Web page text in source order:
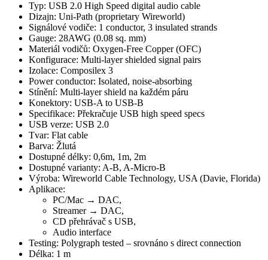
Typ: USB 2.0 High Speed digital audio cable
Dizajn: Uni-Path (proprietary Wireworld)
Signálové vodiče: 1 conductor, 3 insulated strands
Gauge: 28AWG (0.08 sq. mm)
Materiál vodičů: Oxygen-Free Copper (OFC)
Konfigurace: Multi-layer shielded signal pairs
Izolace: Composilex 3
Power conductor: Isolated, noise-absorbing
Stínění: Multi-layer shield na každém páru
Konektory: USB-A to USB-B
Specifikace: Překračuje USB high speed specs
USB verze: USB 2.0
Tvar: Flat cable
Barva: Žlutá
Dostupné délky: 0,6m, 1m, 2m
Dostupné varianty: A-B, A-Micro-B
Výroba: Wireworld Cable Technology, USA (Davie, Florida)
Aplikace:
PC/Mac → DAC,
Streamer → DAC,
CD přehrávač s USB,
Audio interface
Testing: Polygraph tested – srovnáno s direct connection
Délka: 1 m